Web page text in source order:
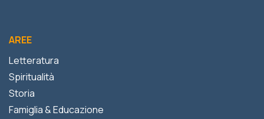
AREE
Letteratura
Spiritualità
Storia
Famiglia & Educazione